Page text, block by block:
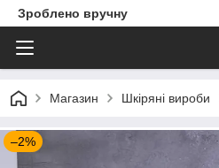
Зроблено вручну
Магазин Шкіряні вироби
–2%